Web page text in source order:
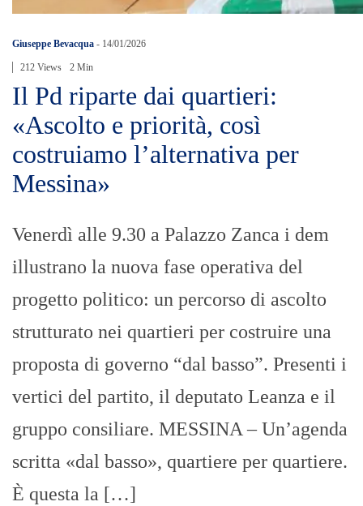
Giuseppe Bevacqua - 14/01/2026
212 Views 2 Min
Il Pd riparte dai quartieri:
«Ascolto e priorità, così
costruiamo l’alternativa per
Messina»
Venerdì alle 9.30 a Palazzo Zanca i dem
illustrano la nuova fase operativa del
progetto politico: un percorso di ascolto
strutturato nei quartieri per costruire una
proposta di governo “dal basso”. Presenti i
vertici del partito, il deputato Leanza e il
gruppo consiliare. MESSINA – Un’agenda
scritta «dal basso», quartiere per quartiere.
È questa la […]